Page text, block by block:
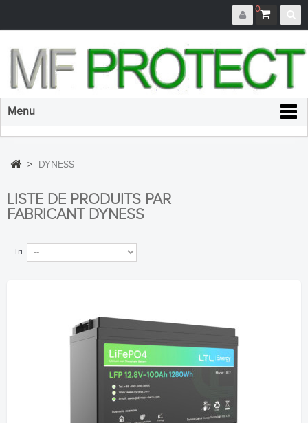
0
Menu
> DYNESS
LISTE DE PRODUITS PAR
FABRICANT DYNESS
Tri